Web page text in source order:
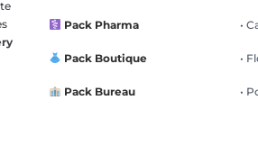
Pack Pharma
Pack Boutique
Pack Bureau
•
•
•